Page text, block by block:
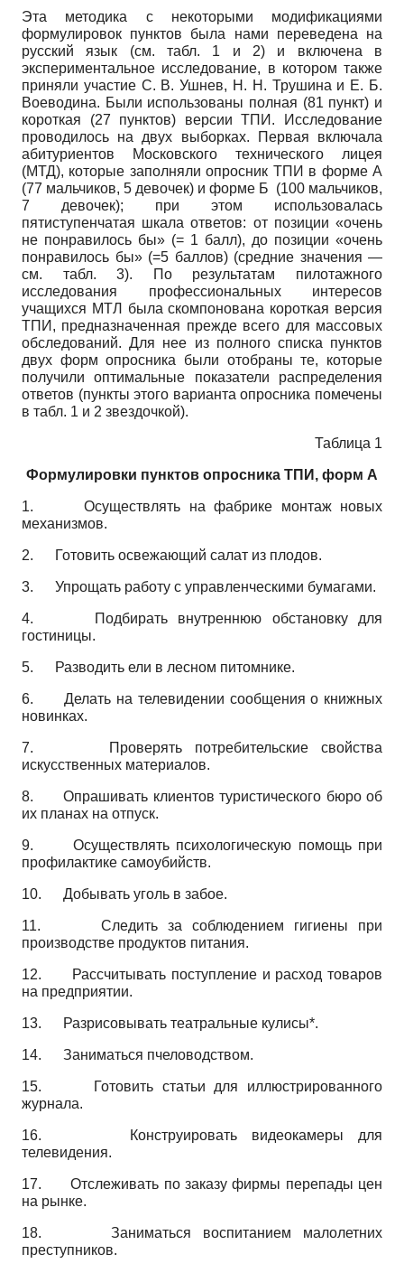
Эта методика с некоторыми модификациями
формулировок пунктов была нами переведена на
русский язык (см. табл. 1 и 2) и включена в
экспериментальное исследование, в котором также
приняли участие С. В. Ушнев, Н. Н. Трушина и Е. Б.
Воеводина. Были использованы полная (81 пункт) и
короткая (27 пунктов) версии ТПИ. Исследование
проводилось на двух выборках. Первая включала
абитуриентов Московского технического лицея
(МТД), которые заполняли опросник ТПИ в форме А
(77 мальчиков, 5 девочек) и форме Б (100 мальчиков,
7 девочек); при этом использовалась
пятиступенчатая шкала ответов: от позиции «очень
не понравилось бы» (= 1 балл), до позиции «очень
понравилось бы» (=5 баллов) (средние значения —
см. табл. 3). По результатам пилотажного
исследования профессиональных интересов
учащихся МТЛ была скомпонована короткая версия
ТПИ, предназначенная прежде всего для массовых
обследований. Для нее из полного списка пунктов
двух форм опросника были отобраны те, которые
получили оптимальные показатели распределения
ответов (пункты этого варианта опросника помечены
в табл. 1 и 2 звездочкой).
Таблица 1
Формулировки пунктов опросника ТПИ, форм А
1.Осуществлять на фабрике монтаж новых
механизмов.
2. Готовить освежающий салат из плодов.
3. Упрощать работу с управленческими бумагами.
4.
Подбирать внутреннюю обстановку для
гостиницы.
5. Разводить ели в лесном питомнике.
6.Делать на телевидении сообщения о книжных
новинках.
7.
Проверять потребительские свойства
искусственных материалов.
8. Опрашивать клиентов туристического бюро об
их планах на отпуск.
9. Осуществлять психологическую помощь при
профилактике самоубийств.
10. Добывать уголь в забое.
11. Следить за соблюдением гигиены при
производстве продуктов питания.
12.
Рассчитывать поступление и расход товаров
на предприятии.
13. Разрисовывать театральные кулисы*.
14. Заниматься пчеловодством.
15.
Готовить статьи для иллюстрированного
журнала.
16.
Конструировать видеокамеры для
телевидения.
17.Отслеживать по заказу фирмы перепады цен
на рынке.
18.Заниматься воспитанием малолетних
преступников.